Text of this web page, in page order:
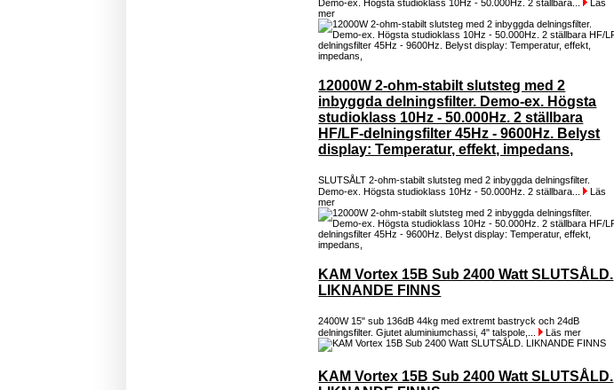
Demo-ex. Högsta studioklass 10Hz - 50.000Hz. 2 ställbara...
Läs
mer
12000W 2-ohm-stabilt slutsteg med 2
inbyggda delningsfilter. Demo-ex. Högsta
studioklass 10Hz - 50.000Hz. 2 ställbara
HF/LF-delningsfilter 45Hz - 9600Hz. Belyst
display: Temperatur, effekt, impedans,
SLUTSÅLT 2-ohm-stabilt slutsteg med 2 inbyggda delningsfilter.
Demo-ex. Högsta studioklass 10Hz - 50.000Hz. 2 ställbara...
Läs
mer
KAM Vortex 15B Sub 2400 Watt SLUTSÅLD.
LIKNANDE FINNS
2400W 15" sub 136dB 44kg med extremt bastryck och 24dB
delningsfilter. Gjutet aluminiumchassi, 4" talspole,...
Läs mer
KAM Vortex 15B Sub 2400 Watt SLUTSÅLD.